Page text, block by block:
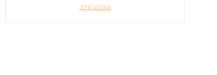
chữ HOME LOVE trang trí không gian
phòng khách
420.000đ